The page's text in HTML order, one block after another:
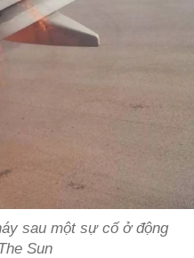
sau một sự cố ở động
Sun